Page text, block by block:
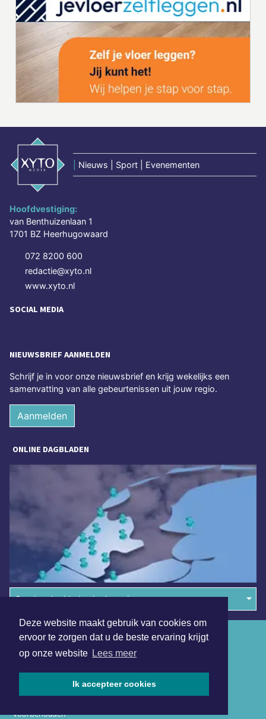
Deze website maakt gebruik van cookies om
ervoor te zorgen dat u de beste ervaring krijgt
op onze website Lees meer
Ik accepteer cookies
Nieuws | Sport | Evenementen
Hoofdvestiging:
van Benthuizenlaan 1
1701 BZ Heerhugowaard
072 8200 600
redactie@xyto.nl
www.xyto.nl
SOCIAL MEDIA
NIEUWSBRIEF AANMELDEN
Schrijf je in voor onze nieuwsbrief en krijg wekelijks een
samenvatting van alle gebeurtenissen uit jouw regio.
Aanmelden
ONLINE DAGBLADEN
Overige dagbladen in de regio
voorbehouden
Algemene voorwaarden
Disclaimer